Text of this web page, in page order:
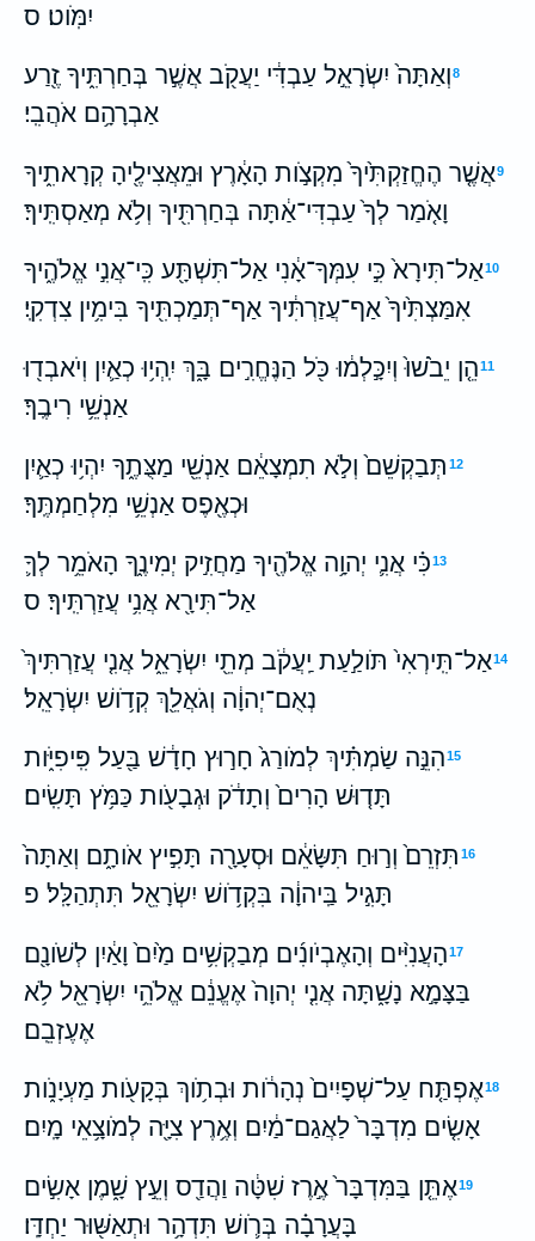
יִמֹּֽוט׃ ס
8וְאַתָּה֙ יִשְׂרָאֵ֣ל עַבְדִּ֔י יַעֲקֹ֖ב אֲשֶׁ֣ר בְּחַרְתִּ֑יךָ זֶ֖רַע
אַבְרָהָ֥ם אֹהֲבִֽי׃
9אֲשֶׁ֤ר הֶחֱזַקְתִּ֙יךָ֙ מִקְצֹ֣ות הָאָ֔רֶץ וּמֵאֲצִילֶ֖יהָ קְרָאתִ֑יךָ
וָאֹ֤מַר לְךָ֙ עַבְדִּי־אַ֔תָּה בְּחַרְתִּ֖יךָ וְלֹ֥א מְאַסְתִּֽיךָ׃
10אַל־תִּירָא֙ כִּ֣י עִמְּךָ־אָ֔נִי אַל־תִּשְׁתָּ֖ע כִּֽי־אֲנִ֣י אֱלֹהֶ֑יךָ
אִמַּצְתִּ֙יךָ֙ אַף־עֲזַרְתִּ֔יךָ אַף־תְּמַכְתִּ֖יךָ בִּימִ֥ין צִדְקִֽי׃
11הֵ֤ן יֵבֹ֙שׁוּ֙ וְיִכָּ֣לְמ֔וּ כֹּ֖ל הַנֶּחֱרִ֣ים בָּ֑ךְ יִֽהְי֥וּ כְאַ֛יִן וְיֹאבְד֖וּ
אַנְשֵׁ֥י רִיבֶֽךָ׃
12 תְּבַקְשֵׁם֙ וְלֹ֣א תִמְצָאֵ֔ם אַנְשֵׁ֖י מַצֻּתֶ֑ךָ יִהְי֥וּ כְאַ֛יִן
וּכְאֶ֖פֶס אַנְשֵׁ֥י מִלְחַמְתֶּֽךָ׃
13כִּ֗י אֲנִ֛י יְהוָ֥ה אֱלֹהֶ֖יךָ מַחֲזִ֣יק יְמִינֶ֑ךָ הָאֹמֵ֥ר לְךָ֛
אַל־תִּירָ֖א אֲנִ֥י עֲזַרְתִּֽיךָ׃ ס
14אַל־תִּֽירְאִי֙ תֹּולַ֣עַת יַֽעֲקֹ֔ב מְתֵ֖י יִשְׂרָאֵ֑ל אֲנִ֤י עֲזַרְתִּיךְ֙
נְאֻם־יְהוָ֔ה וְגֹאֲלֵ֖ךְ קְדֹ֥ושׁ יִשְׂרָאֵֽל׃
15הִנֵּ֣ה שַׂמְתִּ֗יךְ לְמֹורַג֙ חָר֣וּץ חָדָ֔שׁ בַּ֖עַל פִּֽיפִיֹּ֑ות
תָּד֤וּשׁ הָרִים֙ וְתָדֹ֔ק וּגְבָעֹ֖ות כַּמֹּ֥ץ תָּשִֽׂים׃
16 תִּזְרֵם֙ וְר֣וּחַ תִּשָּׂאֵ֔ם וּסְעָרָ֖ה תָּפִ֣יץ אֹותָ֑ם וְאַתָּה֙
תָּגִ֣יל בַּֽיהוָ֔ה בִּקְדֹ֥ושׁ יִשְׂרָאֵ֖ל תִּתְהַלָּֽל׃ פ
17הָעֲנִיִּ֨ים וְהָאֶבְיֹונִ֜ים מְבַקְשִׁ֥ים מַ֙יִם֙ וָאַ֔יִן לְשֹׁונָ֖ם
בַּצָּמָ֣א נָשָׁ֑תָּה אֲנִ֤י יְהוָה֙ אֶעֱנֵ֔ם אֱלֹהֵ֥י יִשְׂרָאֵ֖ל לֹ֥א
אֶעֶזְבֵֽם׃
18אֶפְתַּ֤ח עַל־שְׁפָיִים֙ נְהָרֹ֔ות וּבְתֹ֥וךְ בְּקָעֹ֖ות מַעְיָנֹ֑ות
אָשִׂ֤ים מִדְבָּר֙ לַאֲגַם־מַ֔יִם וְאֶ֥רֶץ צִיָּ֖ה לְמֹוצָ֥אֵי מָֽיִם׃
19אֶתֵּ֤ן בַּמִּדְבָּר֙ אֶ֣רֶז שִׁטָּ֔ה וַהֲדַ֖ס וְעֵ֣ץ שָׁ֑מֶן אָשִׂ֣ים
בָּעֲרָבָ֗ה בְּרֹ֛ושׁ תִּדְהָ֥ר וּתְאַשּׁ֖וּר יַחְדָּֽו׃